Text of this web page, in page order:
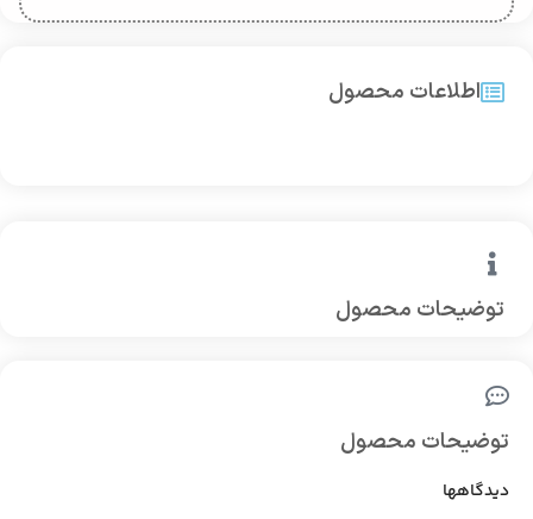
توضیحات محصول
اطلاعات محصول
توضیحات محصول
دیدگاهها